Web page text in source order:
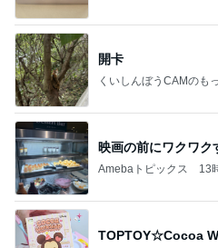
開卡
くいしんぼうCAMのも
映画の前にワクワク
Amebaトピックス 13
TOPTOY☆Cocoa